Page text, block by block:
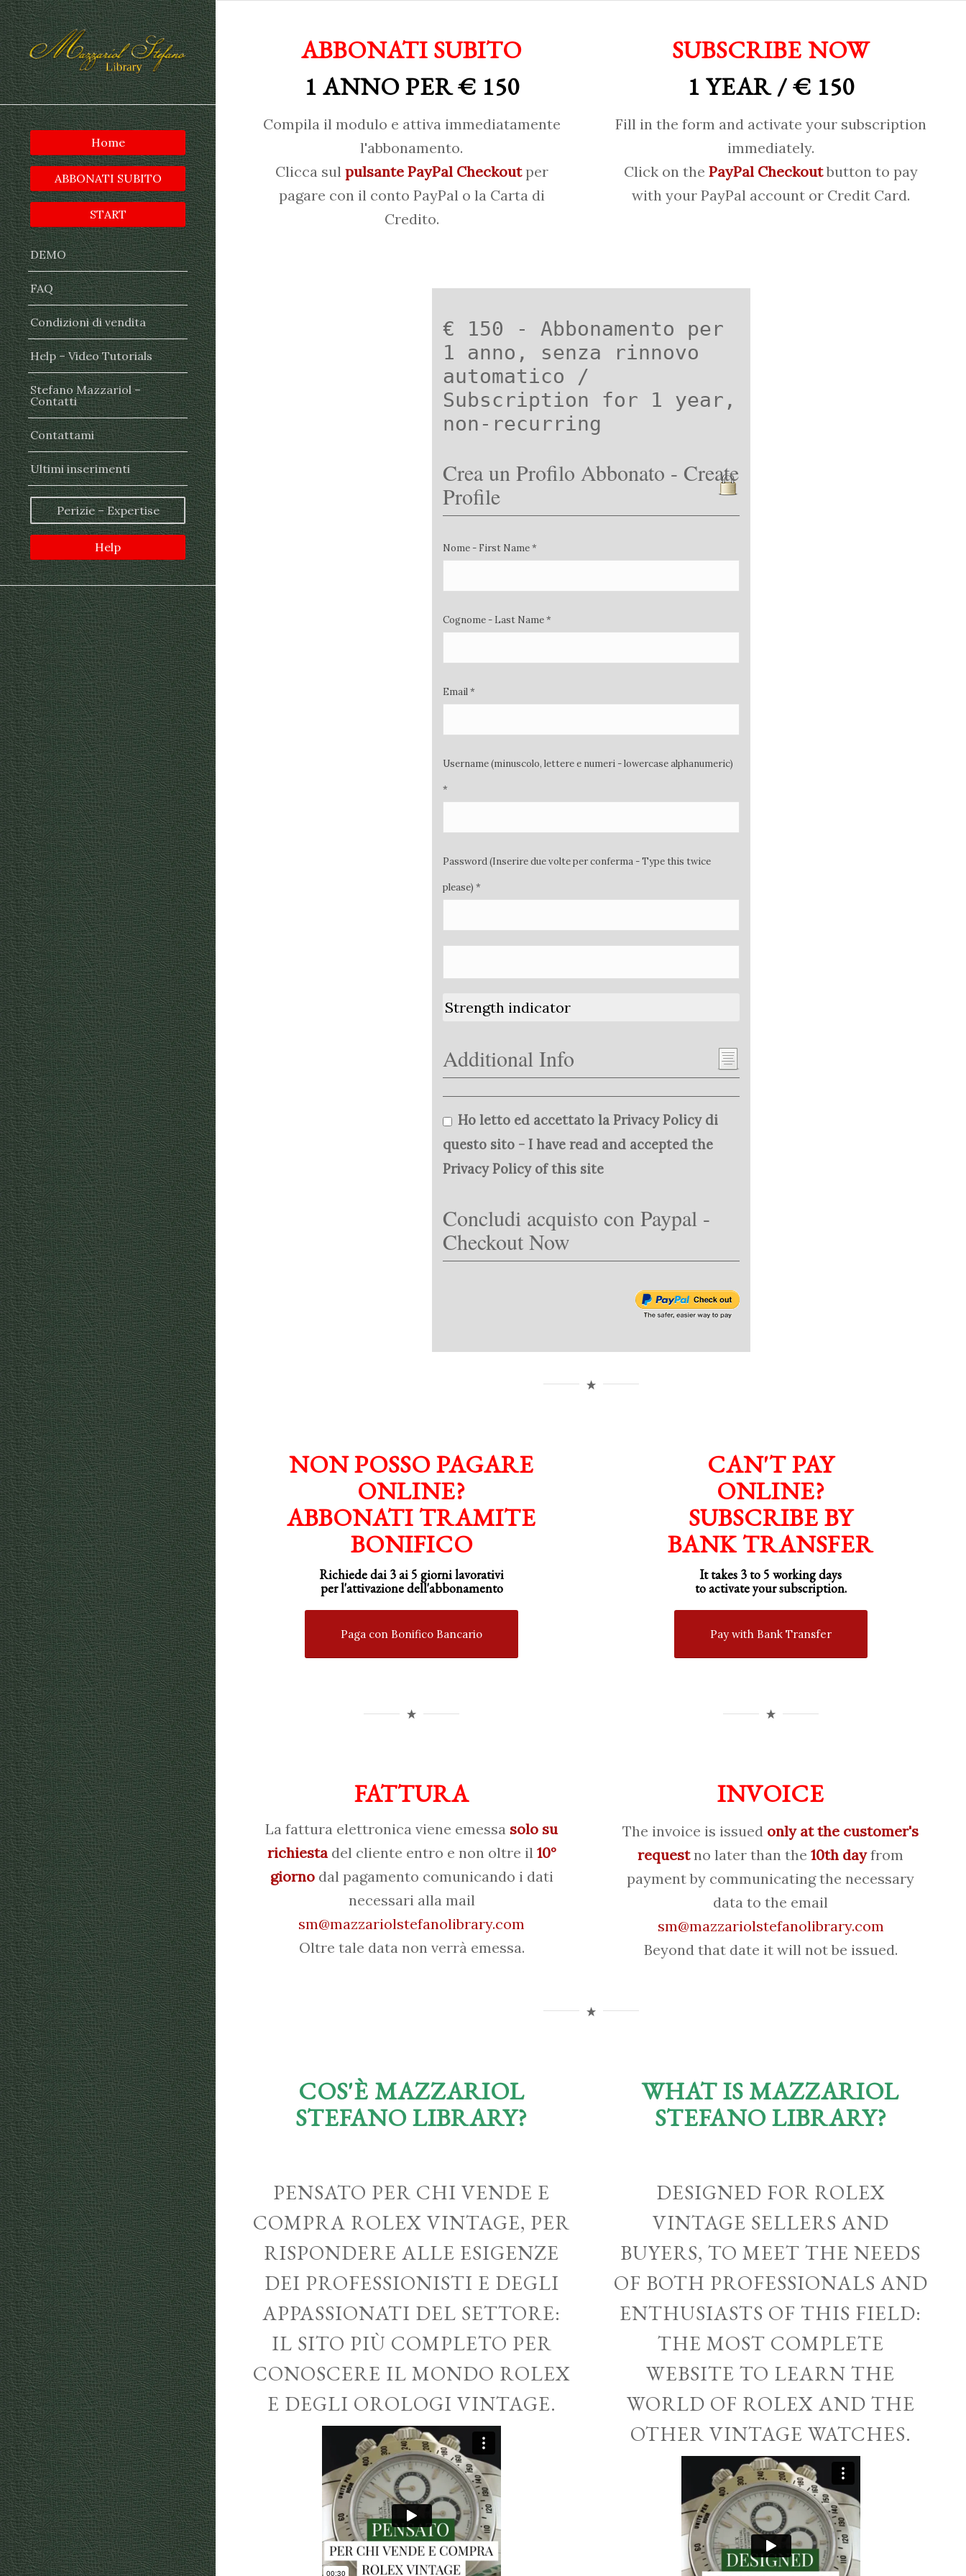
Home
ABBONATI SUBITO
START
DEMO
FAQ
Condizioni di vendita
Help – Video Tutorials
Stefano Mazzariol –
Contatti
Contattami
Ultimi inserimenti
Perizie – Expertise
Help
ABBONATI SUBITO
1 ANNO PER € 150
Compila il modulo e attiva immediatamente
l'abbonamento.
Clicca sul pulsante PayPal Checkoutper
pagare con il conto PayPal o la Carta di
Credito.
SUBSCRIBE NOW
1 YEAR / € 150
Fill in the form and activate your subscription
immediately.
Click on the PayPal Checkoutbutton to pay
with your PayPal account or Credit Card.
€ 150 - Abbonamento per
1 anno, senza rinnovo
automatico /
Subscription for 1 year,
non-recurring
Crea un Profilo Abbonato - Create
Profile
Nome - First Name *
Cognome - Last Name *
Email *
Username (minuscolo, lettere e numeri - lowercase alphanumeric)
*
Password (Inserire due volte per conferma - Type this twice
please) *
Strength indicator
Additional Info
Ho letto ed accettato la Privacy Policy di
questo sito - I have read and accepted the
Privacy Policy of this site
Concludi acquisto con Paypal -
Checkout Now
NON POSSO PAGARE
ONLINE?
ABBONATI TRAMITE
BONIFICO
Richiede dai 3 ai 5 giorni lavorativi
perl'attivazionedell'abbonamento
Paga con Bonifico Bancario
FATTURA
La fattura elettronica viene emessa solo su
richiestadel cliente entro e non oltre il 10°
giornodal pagamento comunicando i dati
necessari alla mail
sm@mazzariolstefanolibrary.com
Oltre tale data non verrà emessa.
CAN'T PAY
ONLINE?
SUBSCRIBE BY
BANK TRANSFER
It takes 3 to 5 working days
to activate your subscription.
Pay with Bank Transfer
INVOICE
The invoice is issued only at the customer's
requestno later than the10th dayfrom
payment by communicating the necessary
data to the email
sm@mazzariolstefanolibrary.com
Beyond that date it will not be issued.
COS'È MAZZARIOL
STEFANO LIBRARY?
WHAT IS MAZZARIOL
STEFANO LIBRARY?
PENSATO PER CHI VENDE E
COMPRA ROLEX VINTAGE, PER
RISPONDERE ALLE ESIGENZE
DEI PROFESSIONISTI E DEGLI
APPASSIONATI DEL SETTORE:
IL SITO PIÙ COMPLETO PER
CONOSCERE IL MONDO ROLEX
E DEGLI OROLOGI VINTAGE.
DESIGNED FOR ROLEX
VINTAGE SELLERS AND
BUYERS, TO MEET THE NEEDS
OF BOTH PROFESSIONALS AND
ENTHUSIASTS OF THIS FIELD:
THE MOST COMPLETE
WEBSITE TO LEARN THE
WORLD OF ROLEX AND THE
OTHER VINTAGE WATCHES.